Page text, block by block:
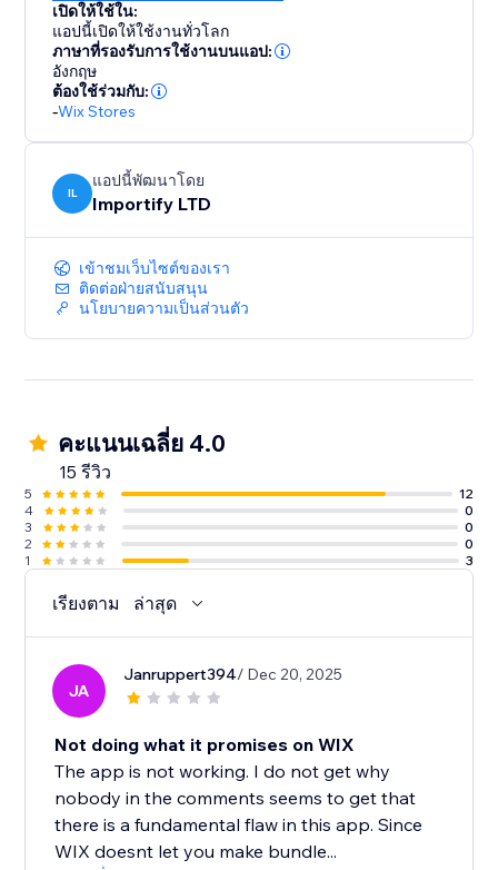
เปิดให้ใช้ใน:
แอปนี้เปิดให้ใช้งานทั่วโลก
ภาษาที่รองรับการใช้งานบนแอป:
อังกฤษ
ต้องใช้ร่วมกับ:
-Wix Stores
IL
แอปนี้พัฒนาโดย
Importify LTD
เข้าชมเว็บไซต์ของเรา
ติดต่อฝ่ายสนับสนุน
นโยบายความเป็นส่วนตัว
คะแนนเฉลี่ย 4.0
15 รีวิว
5
12
4
0
3
0
2
0
1
3
เรียงตาม ล่าสุด
JA
Janruppert394/ Dec 20, 2025
Not doing what it promises on WIX
The app is not working. I do not get why
nobody in the comments seems to get that
there is a fundamental flaw in this app. Since
WIX doesnt let you make bundle...